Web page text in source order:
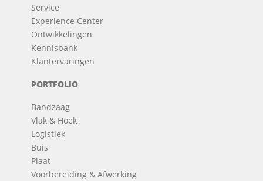
Service
Experience Center
Ontwikkelingen
Kennisbank
Klantervaringen
PORTFOLIO
Bandzaag
Vlak & Hoek
Logistiek
Buis
Plaat
Voorbereiding & Afwerking